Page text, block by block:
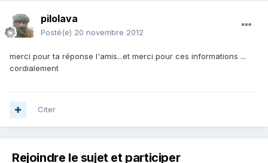
pilolava
Posté(e) 20 novembre 2012
merci pour ta réponse l'amis...et merci pour ces informations ...
cordialement
Citer
Rejoindre le sujet et participer